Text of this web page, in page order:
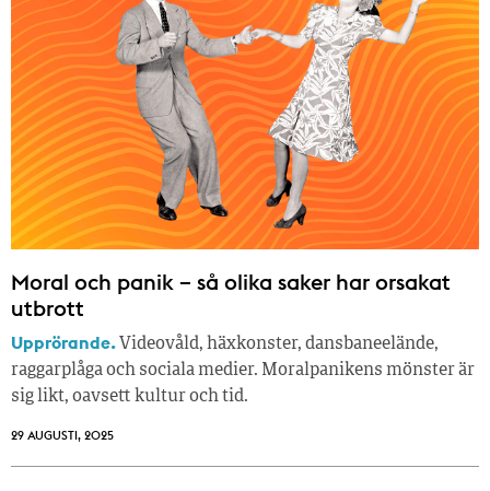
Moral och panik – så olika saker har orsakat
utbrott
Upprörande. Videovåld, häxkonster, dansbaneelände,
raggarplåga och sociala medier. Moralpanikens mönster är
sig likt, oavsett kultur och tid.
29 AUGUSTI, 2025